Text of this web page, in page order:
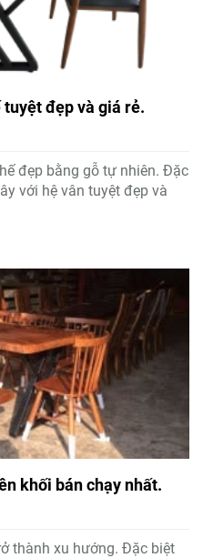
tuyệt đẹp và giá rẻ.
đẹp bằng gỗ tự nhiên. Đặc
với hệ vân tuyệt đẹp và
khối bán chạy nhất.
thành xu hướng. Đặc biệt